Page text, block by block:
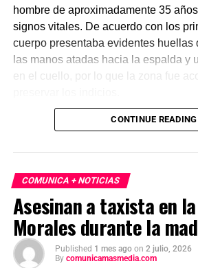
hombre de aproximadamente 35
signos vitales. De acuerdo con los
cuerpo presentaba evidentes huellas
las manos atadas hacia la espalda y
en el cuello, por lo que la zona fue
Las primeras investigaciones
madrugada. Personal de la Fiscalía
Forense realizó el levantamiento del
carpeta de investigación
este homicidio.
CONTINUE READING
COMUNICA + NOTICIAS
Asesinan a taxista en
Morales durante la
Published 1 mes ago on 2 julio, 2026
By comunicamasmedia.com